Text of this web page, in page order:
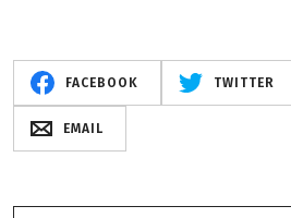
FACEBOOK TWITTER
EMAIL